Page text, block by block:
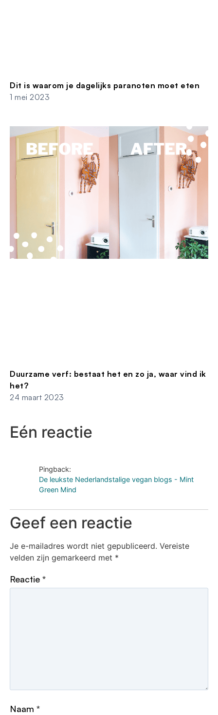
Dit is waarom je dagelijks paranoten moet eten
1 mei 2023
Duurzame verf: bestaat het en zo ja, waar vind ik
het?
24 maart 2023
Eén reactie
Pingback:
De leukste Nederlandstalige vegan blogs - Mint
Green Mind
Geef een reactie
Je e-mailadres wordt niet gepubliceerd. Vereiste
velden zijn gemarkeerd met *
Reactie *
Naam *